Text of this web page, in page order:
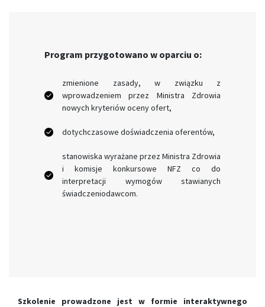
Program przygotowano w oparciu o:
zmienione zasady, w związku z
wprowadzeniem przez Ministra Zdrowia
nowych kryteriów oceny ofert,
dotychczasowe doświadczenia oferentów,
stanowiska wyrażane przez Ministra Zdrowia
i komisje konkursowe NFZ co do
interpretacji wymogów stawianych
świadczeniodawcom.
Szkolenie prowadzone jest w formie interaktywnego